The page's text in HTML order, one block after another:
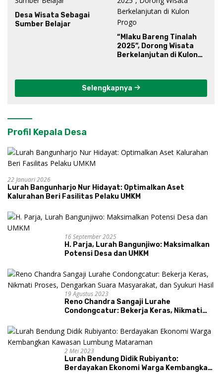
Desa Wisata Sebagai
Sumber Belajar
“Mlaku Bareng Tinalah
2025”, Dorong Wisata
Berkelanjutan di Kulon
Selengkapnya
Profil Kepala Desa
22 Januari 2026
Lurah Bangunharjo Nur Hidayat: Optimalkan Aset
Kalurahan Beri Fasilitas Pelaku UMKM
16 September 2025
H. Parja, Lurah Bangunjiwo: Maksimalkan
Potensi Desa dan UMKM
19 Agustus 2023
Reno Chandra Sangaji Lurahe
Condongcatur: Bekerja Keras, Nikmati
dan Syukuri Hasil
2 Mei 2023
Lurah Bendung Didik Rubiyanto:
Berdayakan Ekonomi Warga Kembangkan